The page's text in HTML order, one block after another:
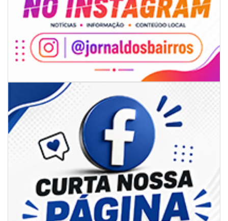
06/08/2026 | 18:28
Ciclone-bomba se forma sobre o oceano, mas Santa Catarina terá
impactos provocados pela frente fria e pelo vento Sul